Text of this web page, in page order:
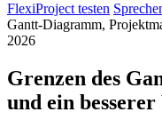
FlexiProject testen
Gantt-Diagramm,
2026
Grenzen des
und ein besserer